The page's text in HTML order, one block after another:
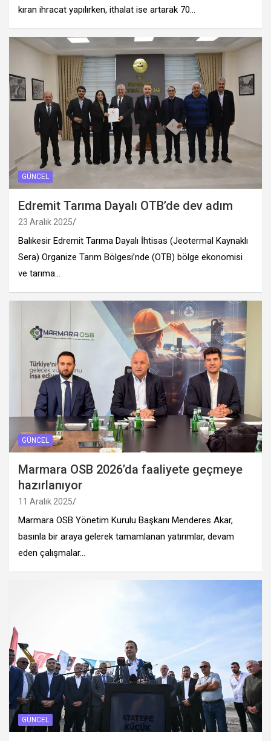
kıran ihracat yapılırken, ithalat ise artarak 70…
GÜNCEL
Edremit Tarıma Dayalı OTB’de dev adım
23 Aralık 2025
Balıkesir Edremit Tarıma Dayalı İhtisas (Jeotermal Kaynaklı
Sera) Organize Tarım Bölgesi’nde (OTB) bölge ekonomisi
ve tarıma…
GÜNCEL
Marmara OSB 2026’da faaliyete geçmeye
hazırlanıyor
11 Aralık 2025
Marmara OSB Yönetim Kurulu Başkanı Menderes Akar,
basınla bir araya gelerek tamamlanan yatırımlar, devam
eden çalışmalar…
GÜNCEL